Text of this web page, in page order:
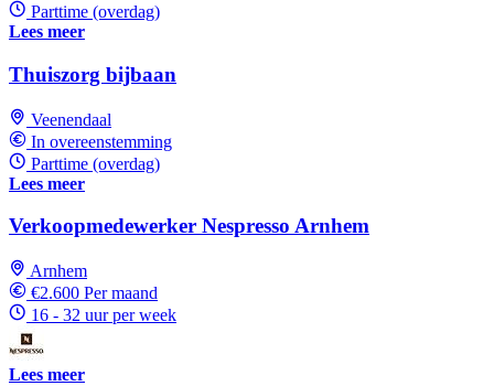
Parttime (overdag)
Lees meer
Thuiszorg bijbaan
Veenendaal
In overeenstemming
Parttime (overdag)
Lees meer
Verkoopmedewerker Nespresso Arnhem
Arnhem
€2.600 Per maand
16 - 32 uur per week
Lees meer